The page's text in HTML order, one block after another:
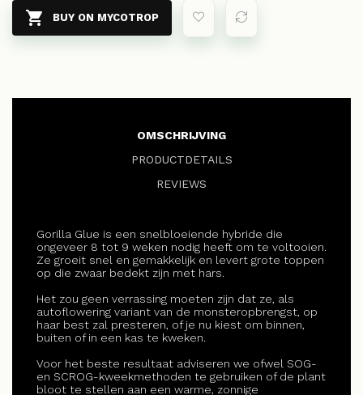
 BUY ON MYCOTROP
OMSCHRIJVING
PRODUCTDETAILS
REVIEWS
Gorilla Glue is een snelbloeiende hybride die
ongeveer 8 tot 9 weken nodig heeft om te voltooien.
Ze groeit snel en gemakkelijk en levert grote toppen
op die zwaar bedekt zijn met hars.
Het zou geen verrassing moeten zijn dat ze, als
autoflowering variant van de monsteropbrengst, op
haar best zal presteren, of je nu kiest om binnen,
buiten of in een kas te kweken.
Voor het beste resultaat adviseren we ofwel SOG-
en SCROG-kweekmethoden te gebruiken of de plant
bloot te stellen aan een warme, zonnige